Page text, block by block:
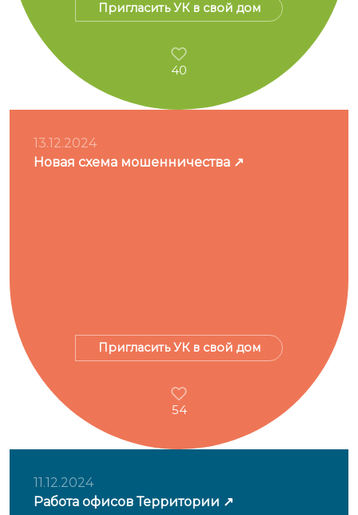
Пригласить УК в свой дом
40
13.12.2024
Новая схема мошенничества
Пригласить УК в свой дом
54
11.12.2024
Работа офисов Территории